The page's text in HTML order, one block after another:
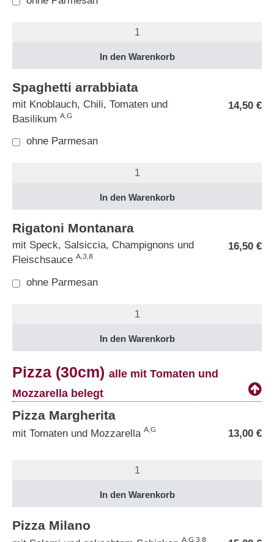
Spaghetti arrabbiata
mit Knoblauch, Chili, Tomaten und
Basilikum A,G
14,50 €
ohne Parmesan
Rigatoni Montanara
mit Speck, Salsiccia, Champignons und
Fleischsauce A,3,8
16,50 €
ohne Parmesan
Pizza (30cm) alle mit Tomaten und
Mozzarella belegt
Pizza Margherita
mit Tomaten und Mozzarella A,G 13,00 €
Pizza Milano
A,G,3,8